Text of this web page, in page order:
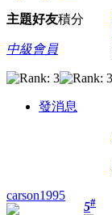
主題好友積分
中級會員
發消息
carson1995
5#